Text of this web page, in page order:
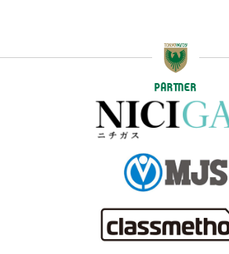
PARTNER